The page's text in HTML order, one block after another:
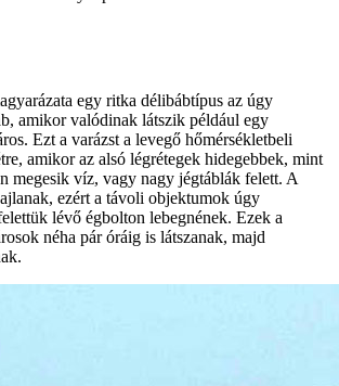
egy ritka délibábtípus az úgy
amikor valódinak látszik például egy
Ezt a varázst a levegő hőmérsékletbeli
amikor az alsó légrétegek hidegebbek, mint
megesik víz, vagy nagy jégtáblák felett. A
ezért a távoli objektumok úgy
lévő égbolton lebegnének. Ezek a
néha pár óráig is látszanak, majd